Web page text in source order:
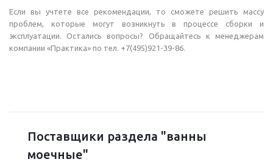
Если вы учтете все рекомендации, то сможете решить массу
проблем, которые могут возникнуть в процессе сборки и
эксплуатации. Остались вопросы? Обращайтесь к менеджерам
компании «Практика» по тел. +7(495)921-39-86.
Поставщики раздела "ванны
моечные"